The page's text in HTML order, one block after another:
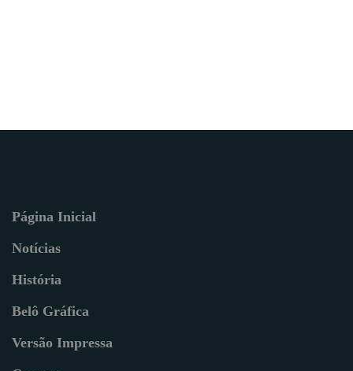
Página Inicial
Notícias
História
Belô Gráfica
Versão Impressa